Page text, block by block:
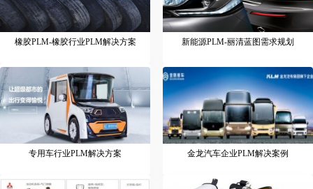
橡胶PLM-橡胶行业PLM解决方案 新能源PLM-丽清蓝图需求规划
专用车行业PLM解决方案 金龙汽车企业PLM解决案例